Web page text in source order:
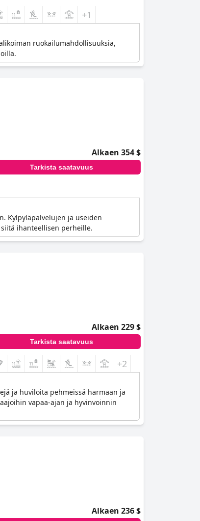
+1
ruokailumahdollisuuksia,
Alkaen 354 $
Tarkista saatavuus
Kylpyläpalvelujen ja useiden
ihanteellisen perheille.
Alkaen 229 $
Tarkista saatavuus
+2
ja huviloita pehmeissä harmaan ja
vapaa-ajan ja hyvinvoinnin
Alkaen 236 $